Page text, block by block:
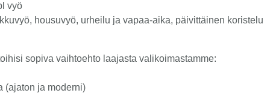
vyö
housuvyö, urheilu ja vapaa-aika, päivittäinen koristelu
sopiva vaihtoehto laajasta valikoimastamme:
(ajaton ja moderni)